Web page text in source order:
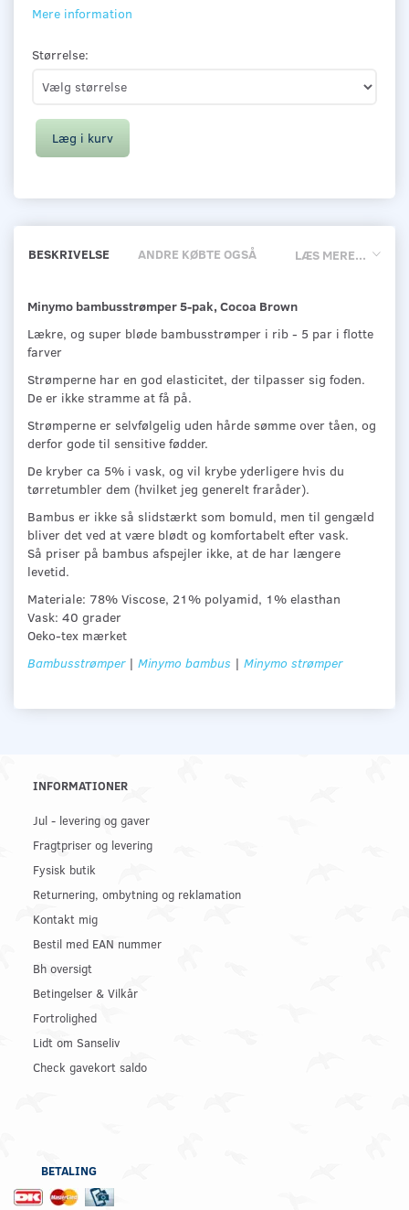
Mere information
Størrelse:
Læg i kurv
LÆS MERE...
BESKRIVELSE ANDRE KØBTE OGSÅ
Minymo bambusstrømper 5-pak, Cocoa Brown
Lækre, og super bløde bambusstrømper i rib - 5 par i flotte
farver
Strømperne har en god elasticitet, der tilpasser sig foden.
De er ikke stramme at få på.
Strømperne er selvfølgelig uden hårde sømme over tåen, og
derfor gode til sensitive fødder.
De kryber ca 5% i vask, og vil krybe yderligere hvis du
tørretumbler dem (hvilket jeg generelt fraråder).
Bambus er ikke så slidstærkt som bomuld, men til gengæld
bliver det ved at være blødt og komfortabelt efter vask.
Så priser på bambus afspejler ikke, at de har længere
levetid.
Materiale: 78% Viscose, 21% polyamid, 1% elasthan
Vask: 40 grader
Oeko-tex mærket
Bambusstrømper | Minymo bambus | Minymo strømper
INFORMATIONER
Jul - levering og gaver
Fragtpriser og levering
Fysisk butik
Returnering, ombytning og reklamation
Kontakt mig
Bestil med EAN nummer
Bh oversigt
Betingelser & Vilkår
Fortrolighed
Lidt om Sanseliv
Check gavekort saldo
BETALING